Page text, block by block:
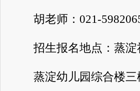
胡老师：021-
招生报名地点：蒸淀
蒸淀幼儿园综合楼三